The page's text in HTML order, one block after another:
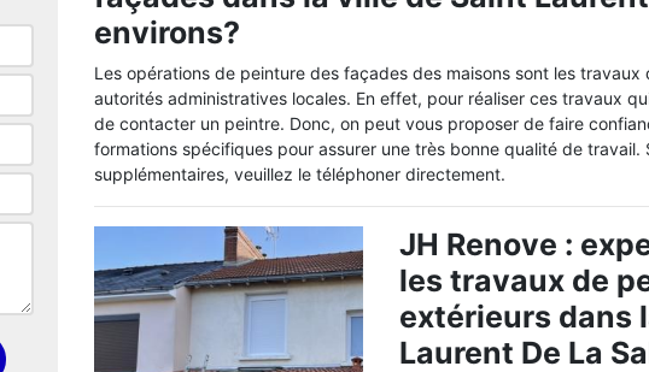
environs?
Les opérations de peinture des façades des maisons sont les
autorités administratives locales. En effet, pour réaliser ces travaux
de contacter un peintre. Donc, on peut vous proposer de faire
formations spécifiques pour assurer une très bonne qualité de travail.
supplémentaires, veuillez le téléphoner directement.
JH Renove :
les travaux de
extérieurs dans
Laurent De La